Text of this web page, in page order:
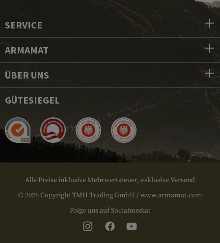
SERVICE
ARMAMAT
ÜBER UNS
GÜTESIEGEL
Alle Preise inklusive Mehrwertsteuer, exklusive Versand
© 2026 Copyright TMH Trading GmbH / www.armamat.com
Folge uns auf Socialmedia: